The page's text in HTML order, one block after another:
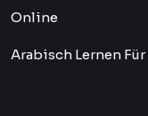
Online
Arabisch Lernen